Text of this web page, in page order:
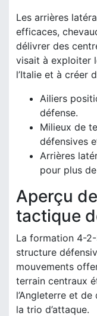
Les arrières
efficaces,
délivrer des
visait à exploiter
l’Italie et à créer
Ailiers
défense.
Milieux de
défensives
Arrières
pour plus
Aperçu
tactique
La formation 4-
structure
mouvements
terrain centraux
l’Angleterre et
la trio d’attaque.